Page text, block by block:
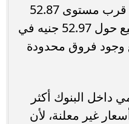
جاءت أغلب أسعار الشراء قرب مستوى 52.87
جنيه، بينما دارت أسعار البيع حول 52.97 جنيه في
وجود فروق محدودة
داخل البنوك أكثر
غير معلنة، لأن